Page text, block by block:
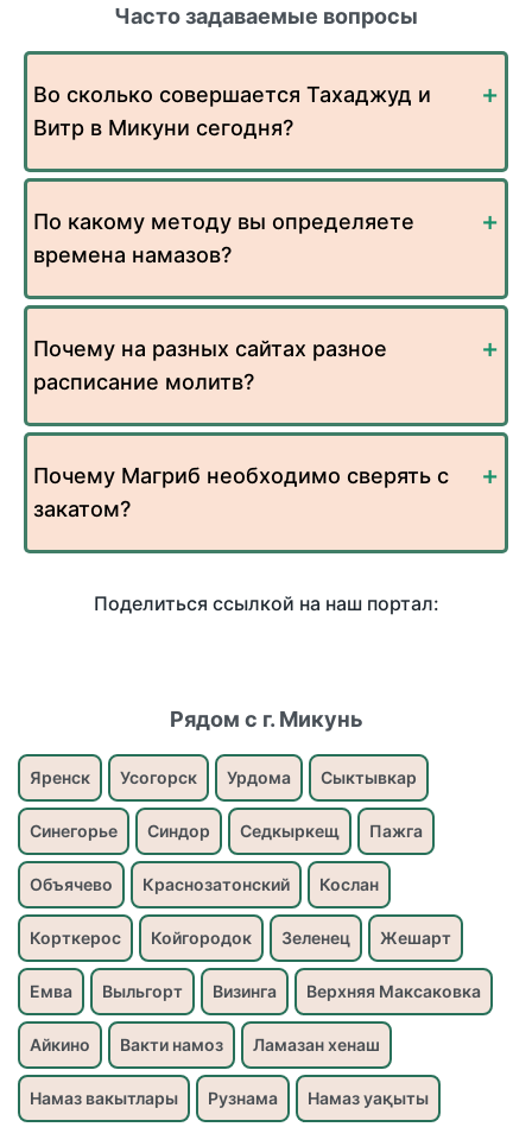
Часто задаваемые вопросы
Во сколько совершается Тахаджуд и
Витр в Микуни сегодня?
По какому методу вы определяете
времена намазов?
Почему на разных сайтах разное
расписание молитв?
Почему Магриб необходимо сверять с
закатом?
Поделиться ссылкой на наш портал:
Рядом с г. Микунь
Яренск Усогорск Урдома Сыктывкар
Синегорье Синдор Седкыркещ Пажга
Объячево Краснозатонский Кослан
Корткерос Койгородок Зеленец Жешарт
Емва Выльгорт Визинга Верхняя Максаковка
Айкино Вакти намоз Ламазан хенаш
Намаз вакытлары Рузнама Намаз уақыты